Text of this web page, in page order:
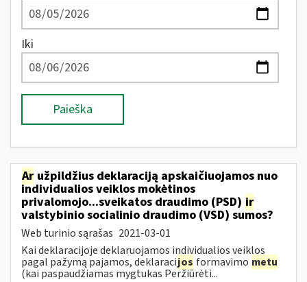
Iki
Paieška
Ar užpildžius deklaraciją apskaičiuojamos nuo
individualios veiklos mokėtinos
privalomojo...sveikatos draudimo (PSD) ir
valstybinio socialinio draudimo (VSD) sumos?
Web turinio sąrašas 2021-03-01
Kai deklaracijoje deklaruojamos individualios veiklos
pagal pažymą pajamos, deklaracijos formavimo metu
(kai paspaudžiamas mygtukas Peržiūrėti...